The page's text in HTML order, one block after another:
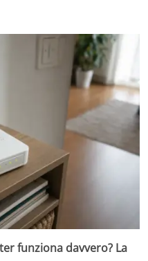
funziona davvero? La